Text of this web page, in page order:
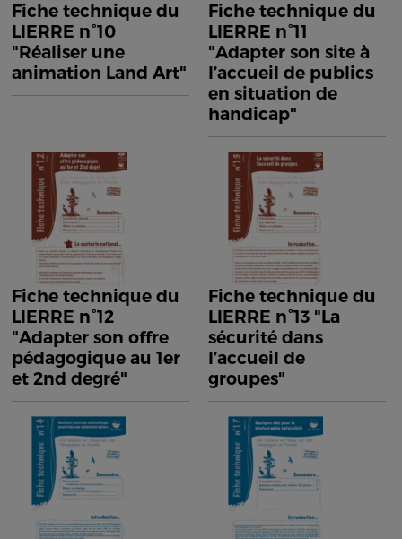
Fiche technique du
LIERRE n°10
"Réaliser une
animation Land Art"
Fiche technique du
LIERRE n°11
"Adapter son site à
l’accueil de publics
en situation de
handicap"
Fiche technique du
LIERRE n°12
"Adapter son offre
pédagogique au 1er
et 2nd degré"
Fiche technique du
LIERRE n°13 "La
sécurité dans
l’accueil de
groupes"